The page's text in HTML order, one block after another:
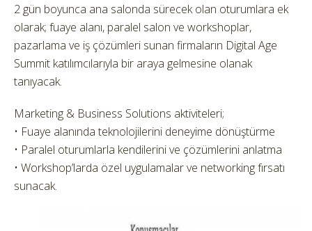
2 gün boyunca ana salonda sürecek olan oturumlara ek
olarak; fuaye alanı, paralel salon ve workshoplar,
pazarlama ve iş çözümleri sunan firmaların Digital Age
Summit katılımcılarıyla bir araya gelmesine olanak
tanıyacak.
Marketing & Business Solutions aktiviteleri;
• Fuaye alanında teknolojilerini deneyime dönüştürme
• Paralel oturumlarla kendilerini ve çözümlerini anlatma
• Workshop’larda özel uygulamalar ve networking fırsatı
sunacak.